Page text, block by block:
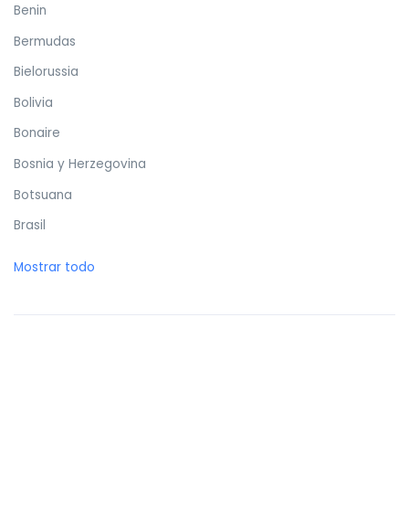
Benin
Bermudas
Bielorussia
Bolivia
Bonaire
Bosnia y Herzegovina
Botsuana
Brasil
Burkina Faso
Mostrar todo